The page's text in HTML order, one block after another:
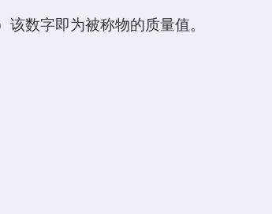
数字即为被称物的质量值。